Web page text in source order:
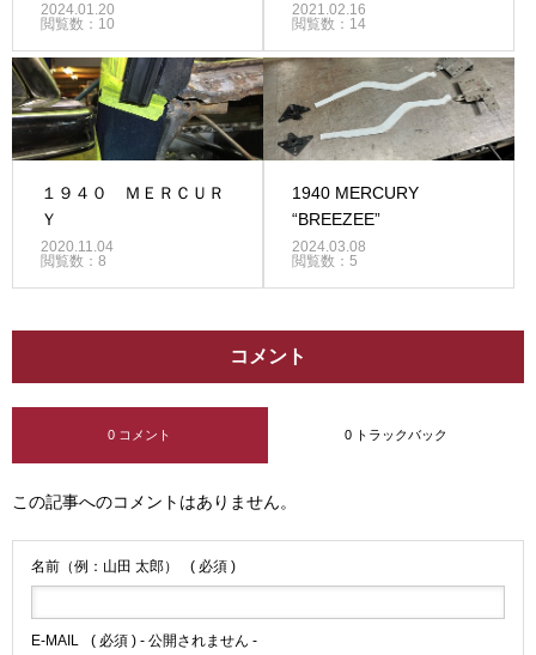
2024.01.20
閲覧数：10
2021.02.16
閲覧数：14
１９４０ ＭＥＲＣＵＲ
Ｙ
2020.11.04
閲覧数：8
1940 MERCURY
“BREEZEE”
2024.03.08
閲覧数：5
コメント
0 コメント 0 トラックバック
この記事へのコメントはありません。
名前（例：山田 太郎） ( 必須 )
E-MAIL ( 必須 ) - 公開されません -